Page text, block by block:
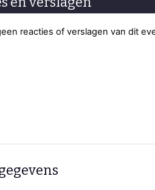
reacties of verslagen van dit